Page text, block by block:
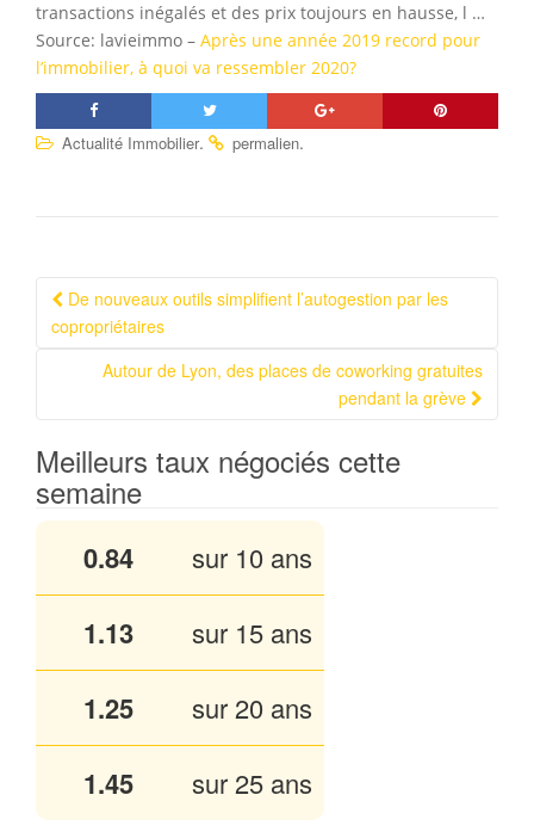
transactions inégalés et des prix toujours en hausse, l …
Source: lavieimmo – Après une année 2019 record pour
l’immobilier, à quoi va ressembler 2020?
Actualité Immobilier. permalien.
Navigation Article
De nouveaux outils simplifient l’autogestion par les
copropriétaires
Autour de Lyon, des places de coworking gratuites
pendant la grève
Meilleurs taux négociés cette
semaine
0.84 sur 10 ans
1.13 sur 15 ans
1.25 sur 20 ans
1.45 sur 25 ans